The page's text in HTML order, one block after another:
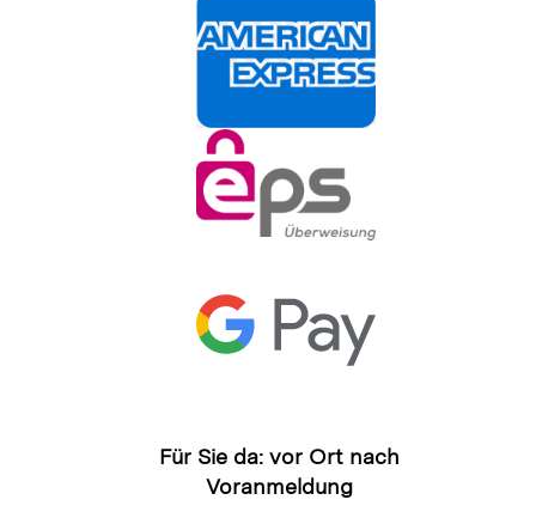
Für Sie da: vor Ort nach
☎️ Mo-Do 09:00 - 18:00 Uhr
09:00 – 17:00 Uhr